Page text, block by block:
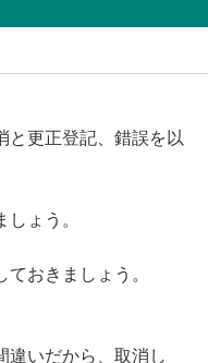
と更正登記、錯誤を以
ょう。
おきましょう。
違いだから、取消し